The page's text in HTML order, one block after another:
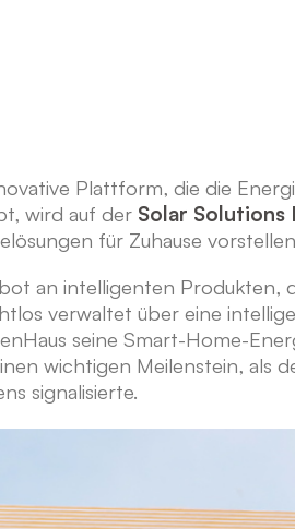
Plattform, die die
wird auf der Solar
für Zuhause
an intelligenten
verwaltet über eine
seine Smart-Home-
wichtigen Meilenstein, als
signalisierte.